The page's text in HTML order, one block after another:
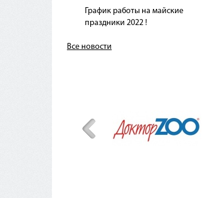
График работы на майские
праздники 2022 !
Все новости